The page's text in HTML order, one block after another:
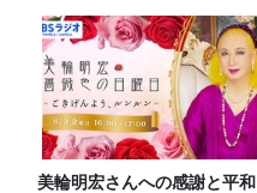
美輪明宏さんへの感謝と平和